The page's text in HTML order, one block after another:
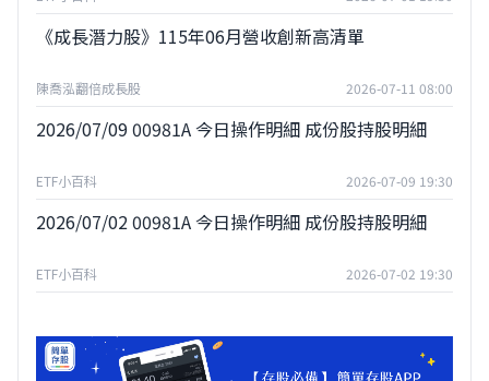
《成長潛力股》115年06月營收創新高清單
陳喬泓翻倍成長股 2026-07-11 08:00
2026/07/09 00981A 今日操作明細 成份股持股明細
ETF小百科 2026-07-09 19:30
2026/07/02 00981A 今日操作明細 成份股持股明細
ETF小百科 2026-07-02 19:30